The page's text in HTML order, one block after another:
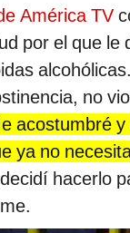
América TV
por el que le
no
acostumbré
ya no
hacerlo